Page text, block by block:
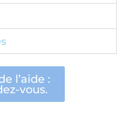
l’aide :
vous.